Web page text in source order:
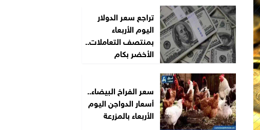
تراجع سعر الدولار
اليوم الأربعاء
بمنتصف التعاملات..
الأخضر بكام
سعر الفراخ البيضاء..
أسعار الدواجن اليوم
الأربعاء بالمزرعة